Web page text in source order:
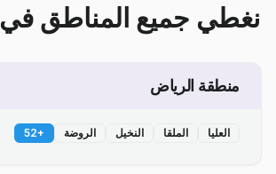
نغطي جميع المناطق في
منطقة الرياض
العليا الملقا النخيل الروضة +
52